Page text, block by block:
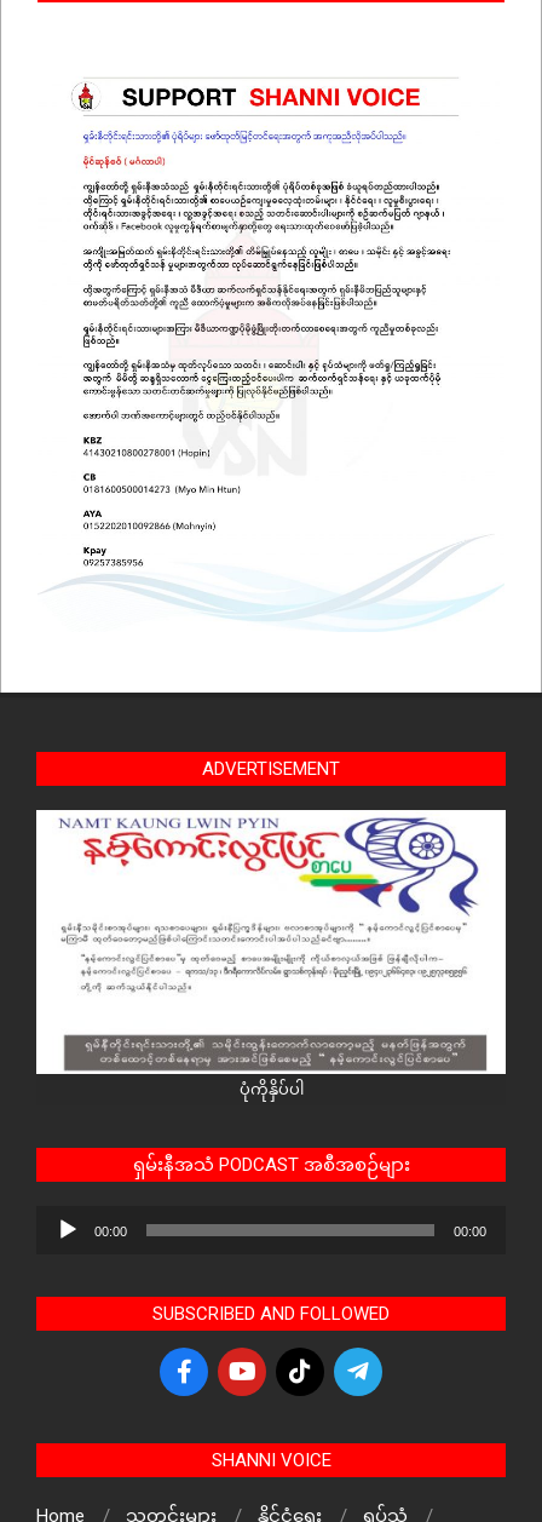
ADVERTISEMENT
ပုံကိုနှိပ်ပါ
ရှမ်းနီအသံ PODCAST အစီအစဉ်များ
Audio
00:00 00:00
SUBSCRIBED AND FOLLOWED
SHANNI VOICE
Home သတင်းများ နိုင်ငံရေး ရုပ်သံ